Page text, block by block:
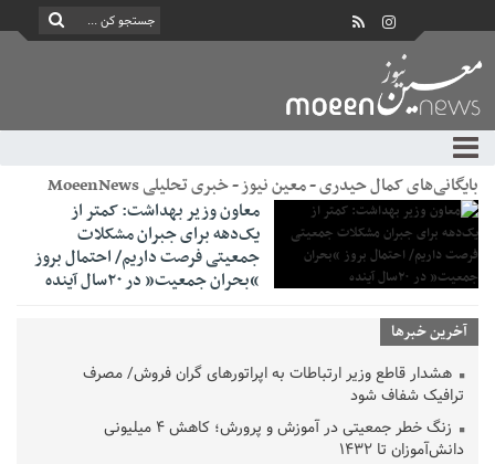
بایگانی‌های کمال حیدری - معین نیوز - خبری تحلیلی MoeenNews
معاون وزیر بهداشت: کمتر از
یک‌دهه برای جبران مشکلات
جمعیتی فرصت داریم/ احتمال بروز
“بحران جمعیت” در ۲۰سال آینده
آخرین خبرها
هشدار قاطع وزیر ارتباطات به اپراتورهای گران فروش/ مصرف
ترافیک شفاف شود
زنگ خطر جمعیتی در آموزش و پرورش؛ کاهش ۴ میلیونی
دانش‌آموزان تا ۱۴۳۲